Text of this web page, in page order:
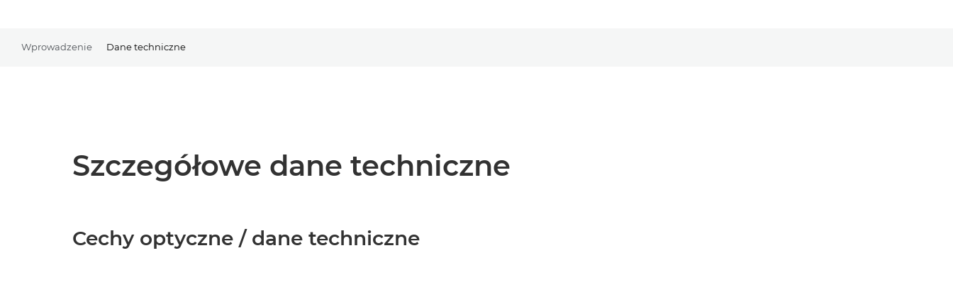
Wprowadzenie Dane techniczne
Szczegółowe dane techniczne
Cechy optyczne / dane techniczne